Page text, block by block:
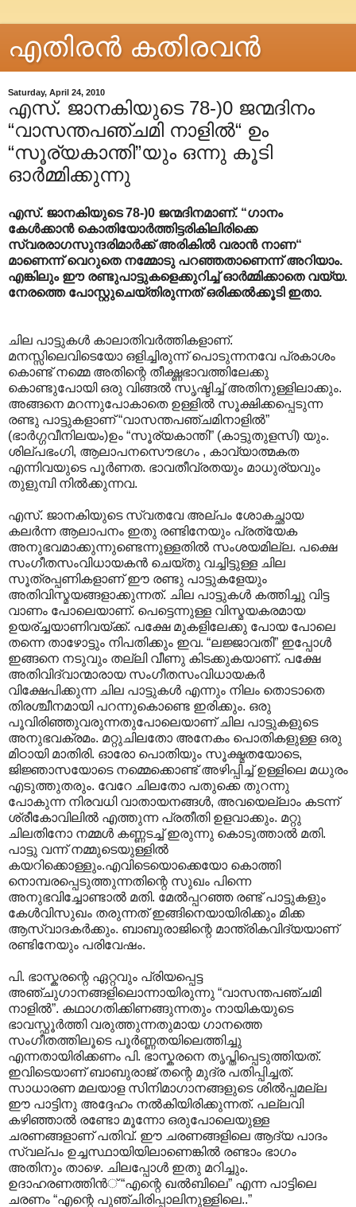
എതിരന്‍ കതിരവന്‍
Saturday, April 24, 2010
എസ്. ജാനകിയുടെ 78-)0 ജന്മദിനം
“വാസന്തപഞ്ചമി നാളില്‍“ ഉം
“സൂര്യകാന്തി”യും ഒന്നു കൂടി
ഓർമ്മിക്കുന്നു
എസ്. ജാനകിയുടെ 78-)0 ജന്മദിനമാണ്. “ഗാനം
കേൾക്കാൻ കൊതിയോർത്തിട്ടരികിലിരിക്കെ
സ്വരരാഗസുന്ദരിമാർക്ക് അരികിൽ വരാൻ നാണ“
മാണെന്ന് വെറുതെ നമ്മോടു പറഞ്ഞതാണെന്ന് അറിയാം.
എങ്കിലും ഈ രണ്ടുപാട്ടുകളെക്കുറിച്ച് ഓർമ്മിക്കാതെ വയ്യ.
നേരത്തെ പോസ്റ്റുചെയ്തിരുന്നത് ഒരിക്കൽക്കൂടി ഇതാ.
ചില പാട്ടുകള്‍ കാലാതിവര്‍ത്തികളാണ്.
മനസ്സിലെവിടെയോ ഒളിച്ചിരുന്ന് പൊടുന്നനവേ പ്രകാശം
കൊണ്ട് നമ്മെ അതിന്റെ തീക്ഷ്ണഭാവത്തിലേക്കു
കൊണ്ടുപോയി ഒരു വിങ്ങല്‍ സൃഷ്ടിച്ച് അതിനുള്ളിലാക്കും.
അങ്ങനെ മറന്നുപോകാതെ ഉള്ളില്‍ സൂക്ഷിക്കപ്പെടുന്ന
രണ്ടു പാട്ടുകളാണ് “വാസന്തപഞ്ചമിനാളില്‍”
(ഭാര്‍ഗ്ഗവീനിലയം)ഉം “സൂര്യകാന്തി” (കാട്ടുതുളസി) യും.
ശില്പഭംഗി, ആലാപനസൌഭഗം , കാവ്യാത്മകത
എന്നിവയുടെ പൂര്‍ണത. ഭാവതീവ്രതയും മാധുര്യവും
തുളുമ്പി നില്‍ക്കുന്നവ.
എസ്. ജാനകിയുടെ സ്വതവേ അല്പം ശോകച്ഛായ
കലര്‍ന്ന ആലാപനം ഇതു രണ്ടിനേയും പ്രത്യേക
അനു‍ഭവമാക്കുന്നുണ്ടെന്നുള്ളതില്‍ സംശയമില്ല. പക്ഷെ
സംഗീതസംവിധായകന്‍ ചെയ്തു വച്ചിട്ടുള്ള ചില
സൂത്രപ്പണികളാണ് ഈ രണ്ടു പാട്ടുകളേയും
അതിവിസ്മയങ്ങളാക്കുന്നത്. ചില പാട്ടുകള്‍ കത്തിച്ചു വിട്ട
വാണം പോലെയാണ്. പെട്ടെന്നുള്ള വിസ്മയകരമായ
ഉയര്ച്ചയാണിവയ്ക്ക്. പക്ഷേ മുകളിലേക്കു പോയ പോലെ
തന്നെ താഴോട്ടും നിപതിക്കും ഇവ. “ലജ്ജാവതി” ഇപ്പോള്‍
ഇങ്ങനെ നടുവും തല്ലി വീണു കിടക്കുകയാണ്. പക്ഷേ
അതിവിദ്വാന്മാരായ സംഗീതസംവിധായകര്‍
വിക്ഷേപിക്കുന്ന ചില പാട്ടുകള്‍ എന്നും നിലം തൊടാതെ
തിരശ്ചീനമായി പറന്നുകൊണ്ടെ ഇരിക്കും.‍ ഒരു
പൂവിരിഞ്ഞുവരുന്നതുപോലെയാണ് ചില പാട്ടുകളുടെ
അനുഭവക്രമം. മറ്റുചിലതോ അനേകം പൊതികളുള്ള ഒരു
മിഠായി മാതിരി. ഓരോ പൊതിയും സൂക്ഷ്മതയോടെ,
ജിജ്ഞാസയോടെ നമ്മെക്കൊണ്ട് അഴിപ്പിച്ച് ഉള്ളിലെ മധുരം
എടുത്തുതരും. വേറേ ചിലതോ പതുക്കെ തുറന്നു
പോകുന്ന നിരവധി വാതായനങ്ങള്‍, അവയെല്ലാം കടന്ന്
ശ്രീകോവിലില്‍ എത്തുന്ന പ്രതീതി ഉളവാക്കും. മറ്റു
ചിലതിനോ നമ്മള്‍ കണ്ണടച്ച് ഇരുന്നു കൊടുത്താല്‍ മതി.
പാട്ടു വന്ന് നമ്മുടെയുള്ളില്‍
കയറിക്കൊള്ളും.എവിടെയൊക്കെയോ കൊത്തി
നൊമ്പരപ്പെടുത്തുന്നതിന്റെ സുഖം പിന്നെ
അനുഭവിച്ചോണ്ടാല്‍ മതി. മേല്‍പ്പറഞ്ഞ രണ്ട് പാട്ടുകളും
കേള്‍വിസുഖം തരുന്നത് ഇങ്ങിനെയായിരിക്കും മിക്ക
ആസ്വാദകര്‍ക്കും. ബാബുരാജിന്റെ മാന്ത്രികവിദ്യയാണ്
രണ്ടിനേയും പരിവേഷം.
പി. ഭാസ്കരന്റെ ഏറ്റവും പ്രിയപ്പെട്ട
അഞ്ചുഗാനങ്ങളിലൊന്നായിരുന്നു “വാസന്തപഞ്ചമി
നാളില്‍”. കഥാഗതിക്കിണങ്ങുന്നതും നായികയുടെ
ഭാവസ്ഫൂര്‍ത്തി വരുത്തുന്നതുമായ ഗാനത്തെ
സംഗീതത്തിലൂടെ പൂര്‍ണ്ണതയിലെത്തിച്ചു
എന്നതായിരിക്കണം പി. ഭാസ്കരനെ തൃപ്തിപ്പെടുത്തിയത്.
ഇവിടെയാണ് ബാബുരാജ് തന്റെ മുദ്ര പതിപ്പിച്ചത്.
സാധാരണ മലയാള സിനിമാഗാനങ്ങളുടെ ശില്‍പ്പമല്ല
ഈ പാട്ടിനു അദ്ദേഹം നല്‍കിയിരിക്കുന്നത്. പല്ലവി
കഴിഞ്ഞാല്‍ രണ്ടോ മൂന്നോ ഒരുപോലെയുള്ള
ചരണങ്ങളാണ് പതിവ്. ഈ ചരണങ്ങളിലെ ആദ്യ പാദം
സ്വല്പം ഉച്ചസ്ഥായിയിലാണെങ്കില്‍ രണ്ടാം ഭാഗം
അതിനും താഴെ. ചിലപ്പോള്‍ ഇതു മറിച്ചും.
ഉദാഹരണത്തിന്‍് “എന്റെ ഖല്‍ബിലെ” എന്ന പാട്ടിലെ
ചരണം “എന്റെ പുഞ്ചിരിപ്പാലിനുള്ളിലെ..”